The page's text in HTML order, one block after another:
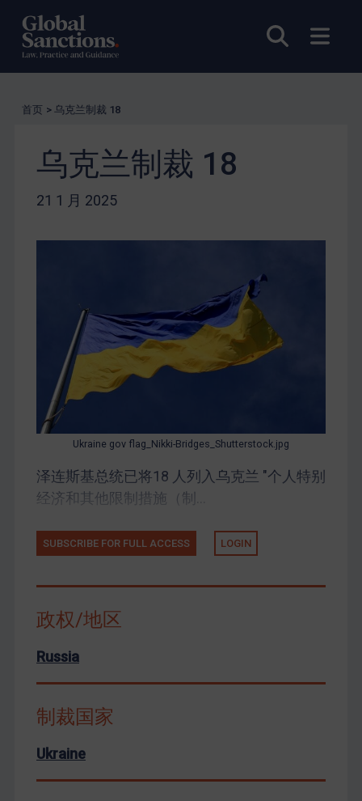
打开搜索
打开
首页 > 乌克兰制裁 18
乌克兰制裁 18
21 1 月 2025
Ukraine gov flag_Nikki-Bridges_Shutterstock.jpg
泽连斯基总统已将18 人列入乌克兰 "个人特别
经济和其他限制措施（制...
SUBSCRIBE FOR FULL ACCESS LOGIN
政权/地区
Russia
制裁国家
Ukraine